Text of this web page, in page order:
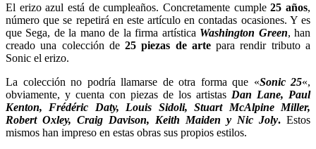
El erizo azul está de cumpleaños. Concretamente cumple25 años,
número que se repetirá en este artículo en contadas ocasiones. Y es
que Sega, de la mano de la firma artística Washington Green, han
creado una colección de25 piezas de artepara rendir tributo a
Sonic el erizo.
La colección no podría llamarse de otra forma que «Sonic 25«,
obviamente, y cuenta con piezas de los artistas Dan Lane, Paul
Kenton, Frédéric Daty, Louis Sidoli, Stuart McAlpine Miller,
Robert Oxley, Craig Davison, Keith Maiden y Nic Joly. Estos
mismos han impreso en estas obras sus propios estilos.